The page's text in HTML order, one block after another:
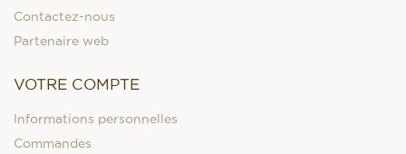
Contactez-nous
Partenaire web
VOTRE COMPTE
Informations personnelles
Commandes